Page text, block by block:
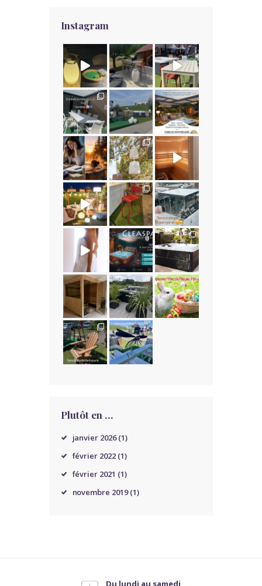
Instagram
Plutôt en …
janvier 2026(1)
février 2022(1)
février 2021 (1)
novembre 2019(1)
Du lundi au samedi